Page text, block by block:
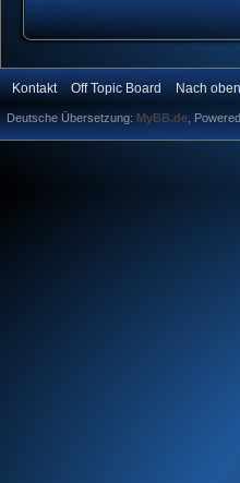
Kontakt Off Topic Board Nach oben
Deutsche Übersetzung: MyBB.de ,